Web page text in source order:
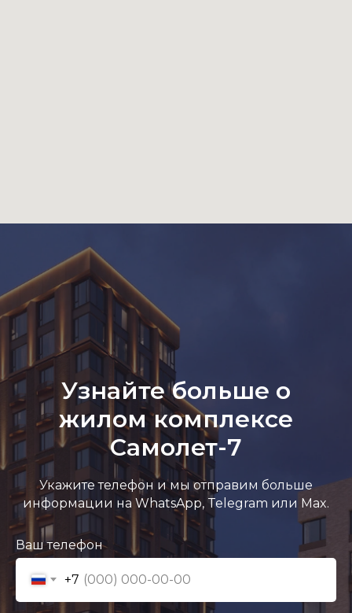
Узнайте больше о
жилом комплексе
Самолет-7
Укажите телефон и мы отправим больше
информации на WhatsApp, Telegram или Max.
Ваш телефон
+7